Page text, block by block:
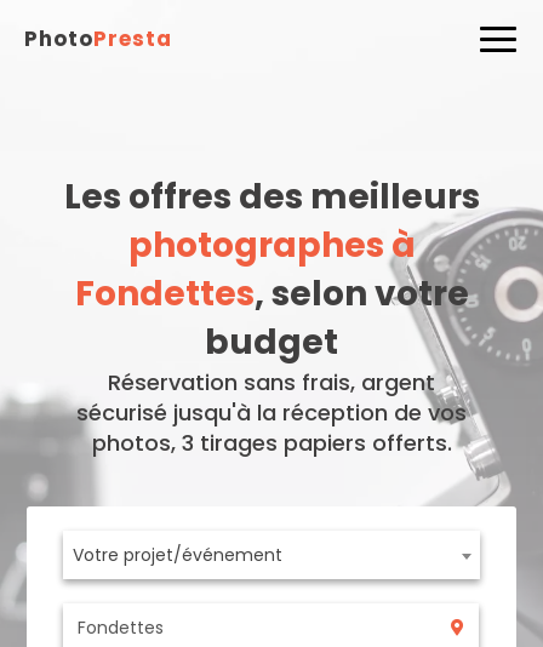
PhotoPresta
Les offres des meilleurs
photographes à
Fondettes, selon votre
budget
Réservation sans frais, argent
sécurisé jusqu'à la réception de vos
photos, 3 tirages papiers offerts.
Votre projet/événement